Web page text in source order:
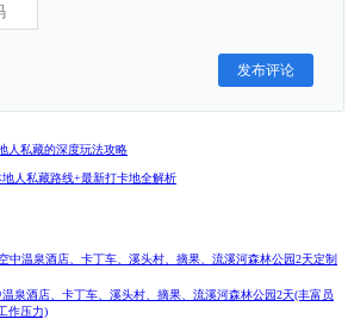
发布评论
人私藏的深度玩法攻略
人私藏路线+最新打卡地全解析
定制
泉酒店、卡丁车、溪头村、摘果、流溪河森林公园2天(丰富员
作压力)